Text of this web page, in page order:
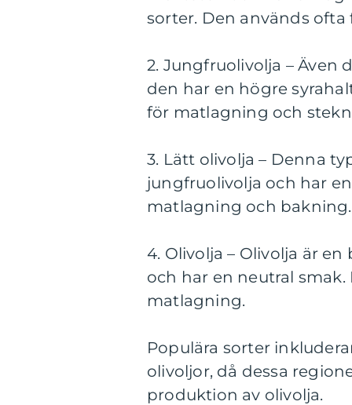
sorter. Den används
2. Jungfruolivolja – Även
den har en högre
för matlagning och
3. Lätt olivolja – Denna
jungfruolivolja och har
matlagning och bakning.
4. Olivolja – Olivolja är
och har en neutral
matlagning.
Populära sorter
olivoljor, då dessa
produktion av olivolja.